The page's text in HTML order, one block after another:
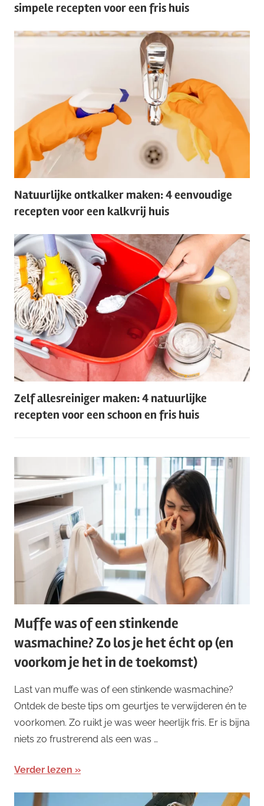
simpele recepten voor een fris huis
Natuurlijke ontkalker maken: 4 eenvoudige
recepten voor een kalkvrij huis
Zelf allesreiniger maken: 4 natuurlijke
recepten voor een schoon en fris huis
Muffe was of een stinkende
wasmachine? Zo los je het écht op (en
voorkom je het in de toekomst)
Last van muffe was of een stinkende wasmachine?
Ontdek de beste tips om geurtjes te verwijderen én te
voorkomen. Zo ruikt je was weer heerlijk fris. Er is bijna
niets zo frustrerend als een was …
Verder lezen